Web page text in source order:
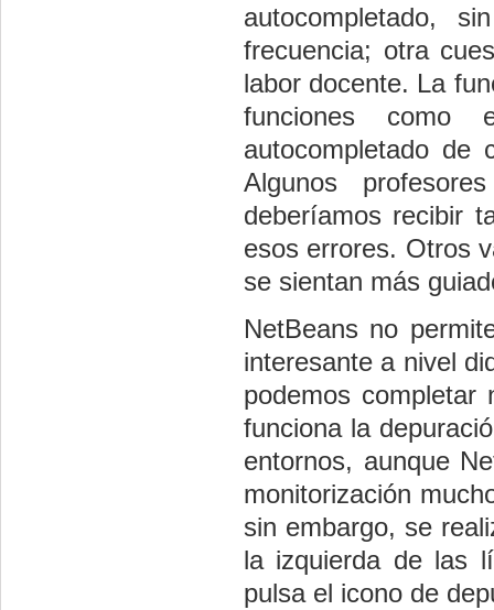
autocompletado,
frecuencia; otra
labor docente. La
funciones como
autocompletado de
Algunos
deberíamos recibir
esos errores. Otros
se sientan más
NetBeans no
interesante a nivel
podemos completar
funciona la
entornos, aunque
monitorización
sin embargo, se
la izquierda de las
pulsa el icono de